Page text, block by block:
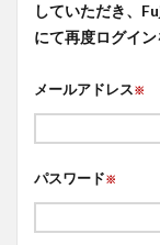
していただき、
にて再度ログイン
メールアドレス※
パスワード※